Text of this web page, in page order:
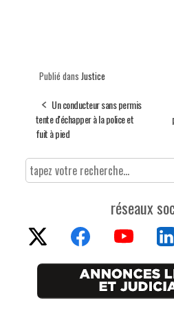
Publié dans Justice
Un conducteur sans permis
tente d'échapper à la police et
fuit à pied
réseaux